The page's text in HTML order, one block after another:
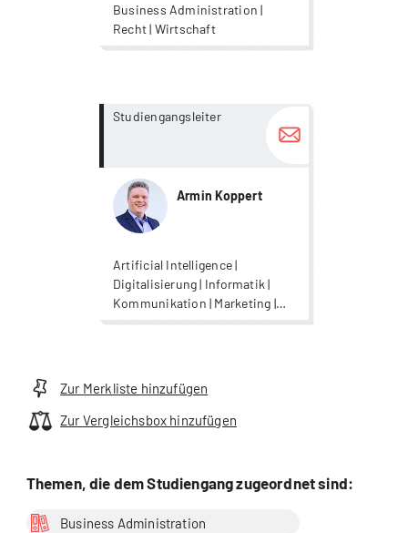
Business Administration |
Recht | Wirtschaft
Studiengangsleiter
Armin Koppert
Artificial Intelligence |
Digitalisierung | Informatik |
Kommunikation | Marketing |
Supply Chain Management |
more...
more...
Zur Merkliste hinzufügen
Zur Vergleichsbox hinzufügen
Themen, die dem Studiengang zugeordnet sind:
Business Administration